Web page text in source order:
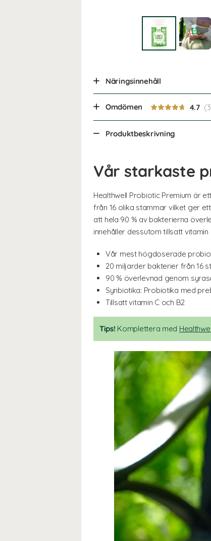
Näringsinnehåll
Omdömen 4.7
Produktbeskrivning
Vår starkaste
Healthwell Probiotic Premium är
från 16 olika stammar vilket ger
att hela 90 % av bakterierna
innehåller dessutom tillsatt
Vår mest högdoserade
20 miljarder bakterier från 16
90 % överlevnad genom
Synbiotika: Probiotika med
Tillsatt vitamin C och B2
Tips! Komplettera med